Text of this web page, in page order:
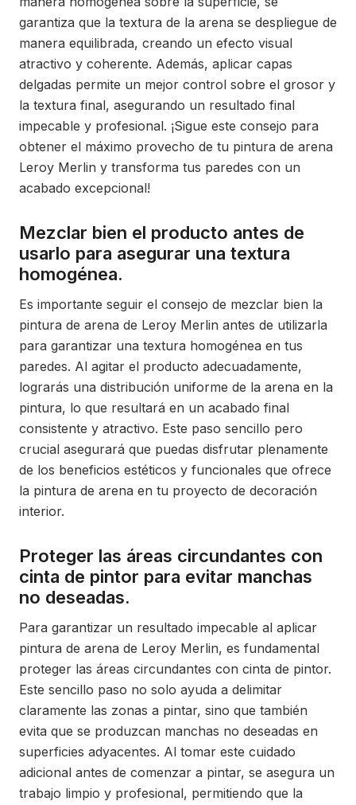
garantiza que la textura de la arena se despliegue de
manera equilibrada, creando un efecto visual
atractivo y coherente. Además, aplicar capas
delgadas permite un mejor control sobre el grosor y
la textura final, asegurando un resultado final
impecable y profesional. ¡Sigue este consejo para
obtener el máximo provecho de tu pintura de arena
Leroy Merlin y transforma tus paredes con un
acabado excepcional!
Mezclar bien el producto antes de
usarlo para asegurar una textura
homogénea.
Es importante seguir el consejo de mezclar bien la
pintura de arena de Leroy Merlin antes de utilizarla
para garantizar una textura homogénea en tus
paredes. Al agitar el producto adecuadamente,
lograrás una distribución uniforme de la arena en la
pintura, lo que resultará en un acabado final
consistente y atractivo. Este paso sencillo pero
crucial asegurará que puedas disfrutar plenamente
de los beneficios estéticos y funcionales que ofrece
la pintura de arena en tu proyecto de decoración
interior.
Proteger las áreas circundantes con
cinta de pintor para evitar manchas
no deseadas.
Para garantizar un resultado impecable al aplicar
pintura de arena de Leroy Merlin, es fundamental
proteger las áreas circundantes con cinta de pintor.
Este sencillo paso no solo ayuda a delimitar
claramente las zonas a pintar, sino que también
evita que se produzcan manchas no deseadas en
superficies adyacentes. Al tomar este cuidado
adicional antes de comenzar a pintar, se asegura un
trabajo limpio y profesional, permitiendo que la